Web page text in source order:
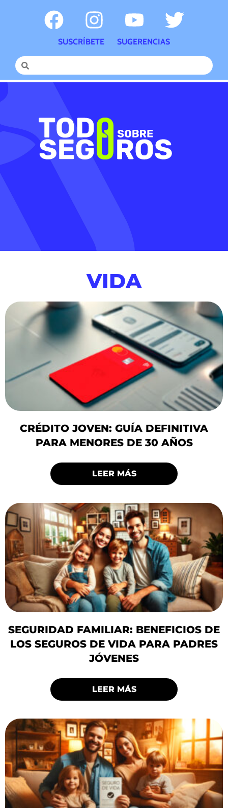
SUSCRÍBETE SUGERENCIAS
VIDA
CRÉDITO JOVEN: GUÍA DEFINITIVA
PARA MENORES DE 30 AÑOS
LEER MÁS
SEGURIDAD FAMILIAR: BENEFICIOS DE
LOS SEGUROS DE VIDA PARA PADRES
JÓVENES
LEER MÁS